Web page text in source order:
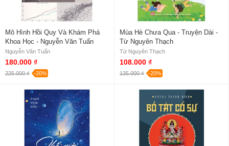
Mô Hình Hồi Quy Và Khám Phá
Khoa Học - Nguyễn Văn Tuấn
Nguyễn Văn Tuấn
180.000 ₫
225.000 ₫ -20%
Mùa Hè Chưa Qua - Truyện Dài -
Từ Nguyên Thạch
Từ Nguyên Thạch
108.000 ₫
135.000 ₫ -20%